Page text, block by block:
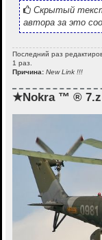
Скрытый
автора за это
Последний раз
1 раз.
Причина: New Link !!!
★Nokra ™ ®